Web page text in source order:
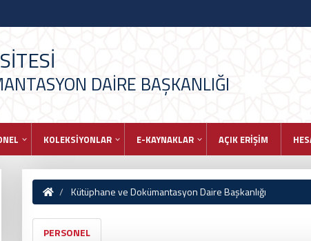
DAİRE BAŞKANLIĞI
KOLEKSİYONLAR E-KAYNAKLAR AÇIK ERİŞİM
Kütüphane ve Dokümantasyon Daire Başkanlığı
PERSONEL